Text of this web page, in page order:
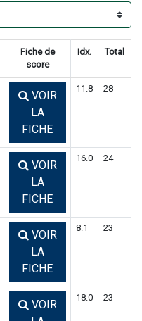
Fiche de
score
Idx. Total
VOIR
LA
FICHE
11.8 28
VOIR
LA
FICHE
16.0 24
VOIR
LA
FICHE
8.1 23
VOIR
18.0 23